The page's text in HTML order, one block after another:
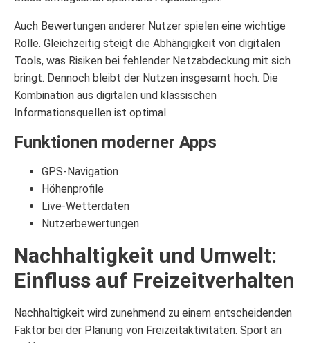
Auch Bewertungen anderer Nutzer spielen eine wichtige
Rolle. Gleichzeitig steigt die Abhängigkeit von digitalen
Tools, was Risiken bei fehlender Netzabdeckung mit sich
bringt. Dennoch bleibt der Nutzen insgesamt hoch. Die
Kombination aus digitalen und klassischen
Informationsquellen ist optimal.
Funktionen moderner Apps
GPS-Navigation
Höhenprofile
Live-Wetterdaten
Nutzerbewertungen
Nachhaltigkeit und Umwelt:
Einfluss auf Freizeitverhalten
Nachhaltigkeit wird zunehmend zu einem entscheidenden
Faktor bei der Planung von Freizeitaktivitäten. Sport an